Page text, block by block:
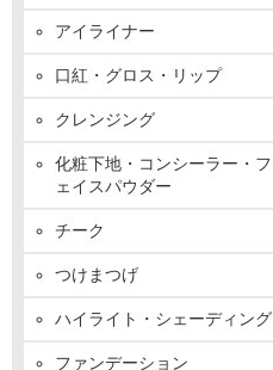
アイライナー
口紅・グロス・リップ
クレンジング
化粧下地・コンシーラー・フ
ェイスパウダー
チーク
つけまつげ
ハイライト・シェーディング
ファンデーション